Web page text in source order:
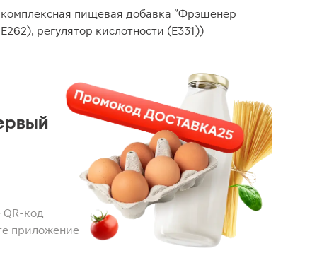
пищевая добавка "Фрэшенер
регулятор кислотности (Е331))
код
приложение